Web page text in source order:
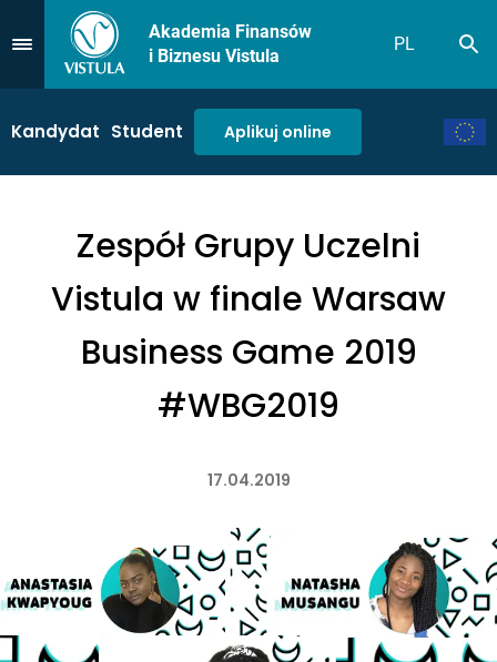
Przejdź do Menu
Akademia Finansów
i Biznesu Vistula
PL
Kandydat Student Aplikuj online
Zespół Grupy Uczelni
Vistula w finale Warsaw
Business Game 2019
#WBG2019
17.04.2019